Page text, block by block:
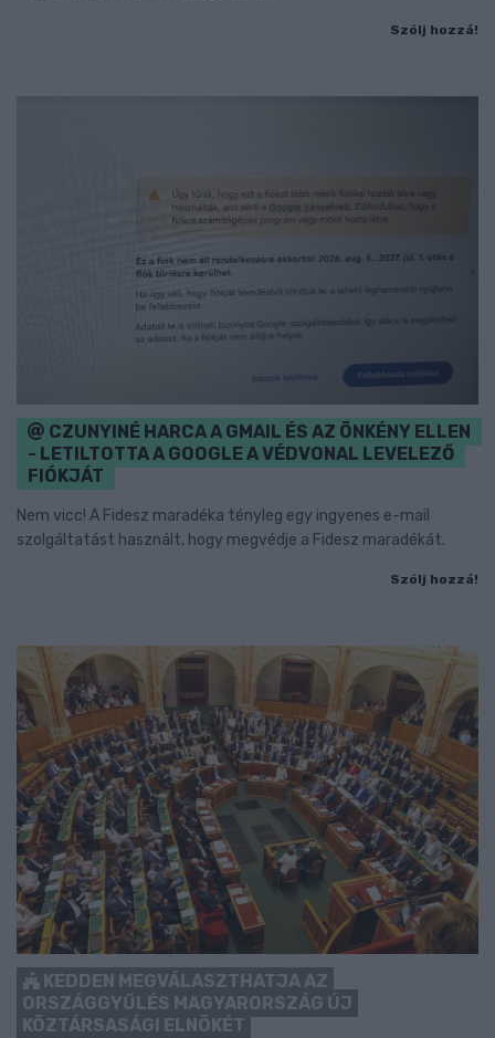
Szólj hozzá!
CZUNYINÉ HARCA A GMAIL ÉS AZ ÖNKÉNY ELLEN
- LETILTOTTA A GOOGLE A VÉDVONAL LEVELEZŐ
FIÓKJÁT
Nem vicc! A Fidesz maradéka tényleg egy ingyenes e-mail
szolgáltatást használt, hogy megvédje a Fidesz maradékát.
Szólj hozzá!
KEDDEN MEGVÁLASZTHATJA AZ
ORSZÁGGYŰLÉS MAGYARORSZÁG ÚJ
KÖZTÁRSASÁGI ELNÖKÉT